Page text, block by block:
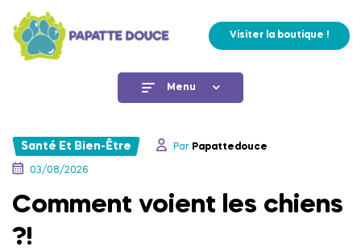
Visiter la boutique !
Menu
Santé Et Bien-Être Par Papattedouce
03/08/2026
Comment voient les chiens
?!